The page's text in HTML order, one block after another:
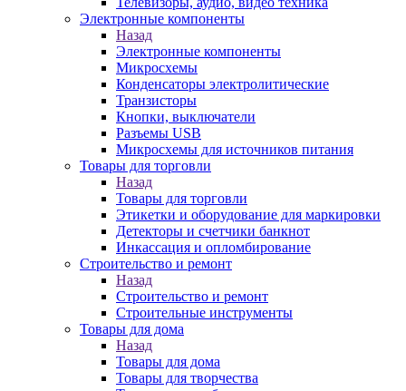
Электронные компоненты
Назад
Электронные компоненты
Микросхемы
Конденсаторы электролитические
Транзисторы
Кнопки, выключатели
Разъемы USB
Микросхемы для источников питания
Товары для торговли
Назад
Товары для торговли
Этикетки и оборудование для маркировки
Детекторы и счетчики банкнот
Инкассация и опломбирование
Строительство и ремонт
Назад
Строительство и ремонт
Строительные инструменты
Товары для дома
Назад
Товары для дома
Товары для творчества